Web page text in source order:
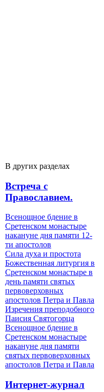
В других разделах
Встреча с
Православием.
Всенощное бдение в
Сретенском монастыре
накануне дня памяти 12-
ти апостолов
Сила духа и простота
Божественная литургия в
Сретенском монастыре в
день памяти святых
первоверховных
апостолов Петра и Павла
Изречения преподобного
Паисия Святогорца
Всенощное бдение в
Сретенском монастыре
накануне дня памяти
святых первоверховных
апостолов Петра и Павла
Интернет-журнал